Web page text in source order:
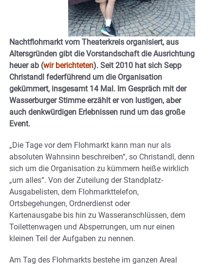
Nachtflohmarkt vom Theaterkreis organisiert, aus
Altersgründen gibt die Vorstandschaft die Ausrichtung
heuer ab (wir berichteten). Seit 2010 hat sich Sepp
Christandl federführend um die Organisation
gekümmert, insgesamt 14 Mal. Im Gespräch mit der
Wasserburger Stimme erzählt er von lustigen, aber
auch denkwürdigen Erlebnissen rund um das große
Event.
„Die Tage vor dem Flohmarkt kann man nur als
absoluten Wahnsinn beschreiben“, so Christandl, denn
sich um die Organisation zu kümmern heiße wirklich
„um alles“. Von der Zuteilung der Standplatz-
Ausgabelisten, dem Flohmarkttelefon,
Ortsbegehungen, Ordnerdienst oder
Kartenausgabe bis hin zu Wasseranschlüssen, dem
Toilettenwagen und Absperrungen, um nur einen
kleinen Teil der Aufgaben zu nennen.
Am Tag des Flohmarkts bestehe im ganzen Areal